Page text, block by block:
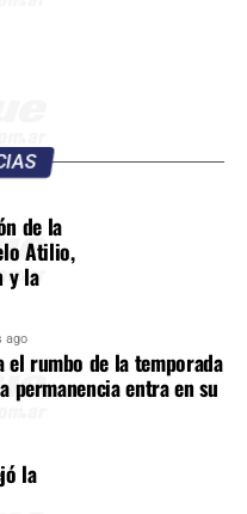
de la
Atilio,
y la
ago
el rumbo de la temporada
permanencia entra en su
la